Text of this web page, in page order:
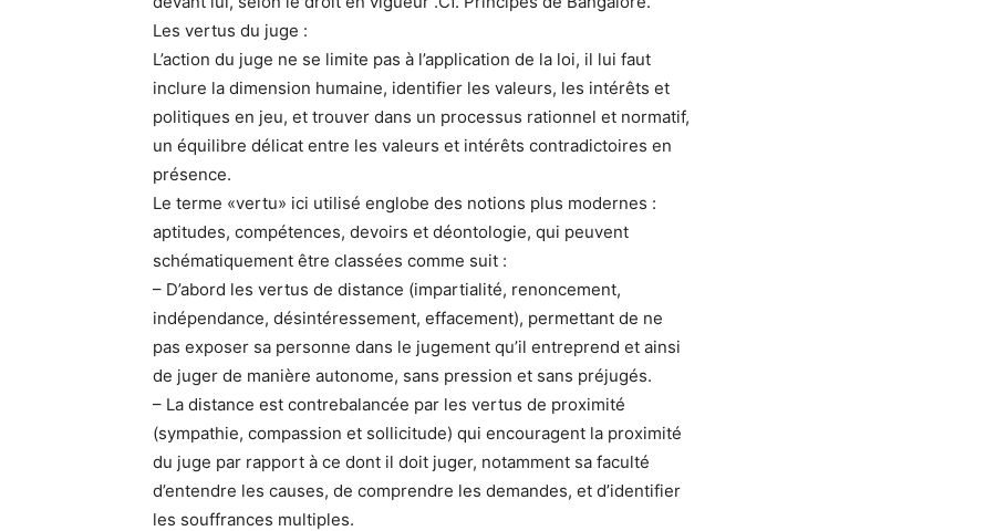
Les vertus du juge :
L’action du juge ne se limite pas à l’application de la loi, il lui faut
inclure la dimension humaine, identifier les valeurs, les intérêts et
politiques en jeu, et trouver dans un processus rationnel et normatif,
un équilibre délicat entre les valeurs et intérêts contradictoires en
présence.
Le terme «vertu» ici utilisé englobe des notions plus modernes :
aptitudes, compétences, devoirs et déontologie, qui peuvent
schématiquement être classées comme suit :
– D’abord les vertus de distance (impartialité, renoncement,
indépendance, désintéressement, effacement), permettant de ne
pas exposer sa personne dans le jugement qu’il entreprend et ainsi
de juger de manière autonome, sans pression et sans préjugés.
– La distance est contrebalancée par les vertus de proximité
(sympathie, compassion et sollicitude) qui encouragent la proximité
du juge par rapport à ce dont il doit juger, notamment sa faculté
d’entendre les causes, de comprendre les demandes, et d’identifier
les souffrances multiples.